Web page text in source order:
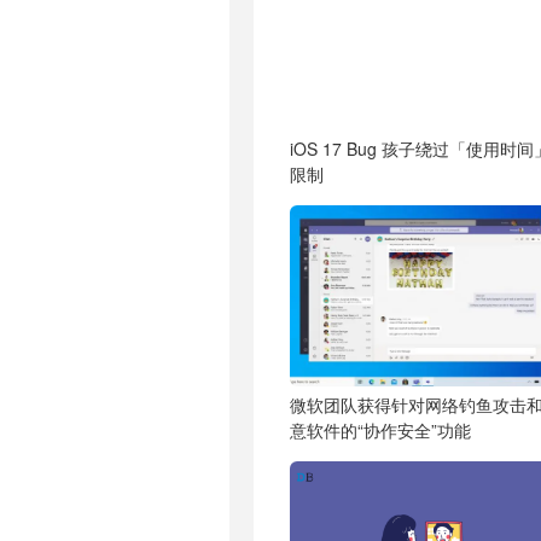
iOS 17 Bug 孩子绕过「使用时间
限制
微软团队获得针对网络钓鱼攻击
意软件的“协作安全”功能